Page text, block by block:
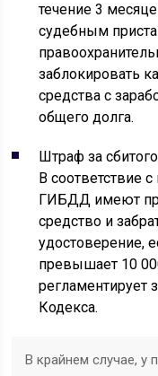
течение 3
судебным
заблокировать
средства с
общего долга.
Штраф за
В соответствие
ГИБДД имеют
средство и
удостоверение,
превышает 10
регламентирует
Кодекса.
В крайнем случае, у